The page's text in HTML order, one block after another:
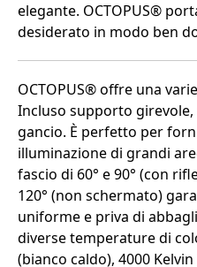
elegante. OCTOPUS®
desiderato in modo ben
OCTOPUS® offre una
Incluso supporto
gancio. È perfetto per
illuminazione di grandi
fascio di 60° e 90° (con
120° (non schermato)
uniforme e priva di
diverse temperature di
(bianco caldo), 4000